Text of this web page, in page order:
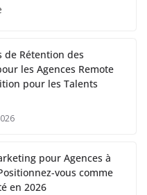
de Rétention des
les Agences Remote
pour les Talents
pour Agences à
vous comme
en 2026